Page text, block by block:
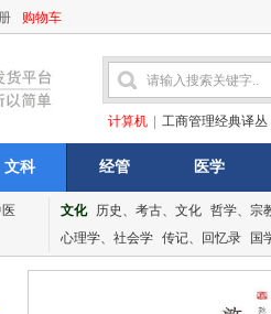
购物车
计算机 工商管理经典译丛
文科 经管 医学
文化 历史、考古、文化 哲学、宗
心理学、社会学 传记、回忆录 国